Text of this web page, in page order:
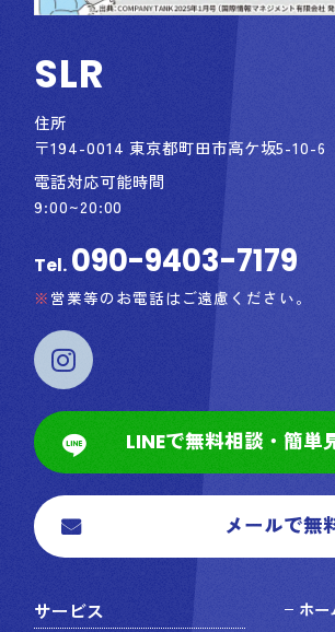
SLR
住所
〒194-0014 東京都町田市高ケ坂5-10-6
電話対応可能時間
9:00~20:00
Tel. 090-9403-7179
営業等のお電話はご遠慮ください。
LINEで無料相談・簡単
メールで無
サービス
ホー